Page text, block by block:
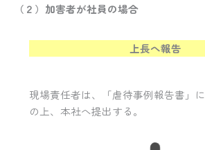
（２）加害者が社員の場合
上長へ報告
現場責任者は、「虐待事例報告書」
の上、本社へ提出する。